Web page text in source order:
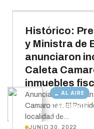
AL AIRE
Cargando...
Conectando...